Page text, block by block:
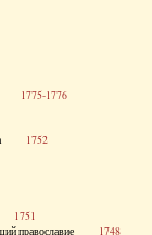
1775-1776
1752
1751
православие 1748